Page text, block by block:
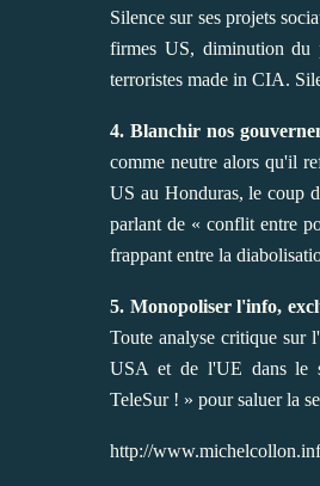
Silence sur ses projets
firmes US, diminution du
terroristes made in CIA.
4. Blanchir nos
comme neutre alors qu'il
US au Honduras, le coup
parlant de « conflit entre
frappant entre la
5. Monopoliser l'info,
Toute analyse critique sur
USA et de l'UE dans le
TeleSur ! » pour saluer la
http://